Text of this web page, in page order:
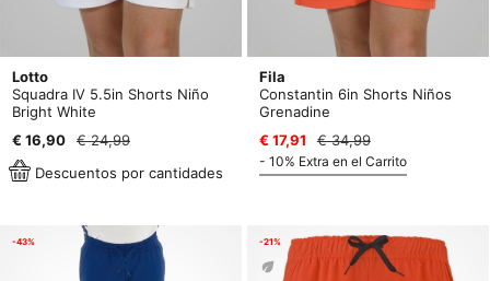
Lotto
Squadra IV 5.5in Shorts Niño
Bright White
€ 16,90
€ 24,99
Descuentos por cantidades
Fila
Constantin 6in Shorts Niños
Grenadine
€ 17,91
€ 34,99
- 10% Extra en el Carrito
-43% -21%